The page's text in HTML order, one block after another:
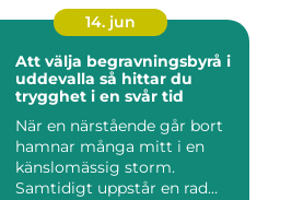
14. jun
Att välja begravningsbyrå i
uddevalla så hittar du
trygghet i en svår tid
När en närstående går bort
hamnar många mitt i en
känslomässig storm.
Samtidigt uppstår en rad